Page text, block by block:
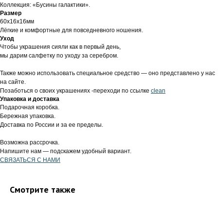
Коллекция: «Бусины галактики».
Размер
60х16х16мм
Лёгкие и комфортные для повседневного ношения.
Уход
Чтобы украшения сияли как в первый день,
мы дарим салфетку по уходу за серебром.
Также можно использовать специальное средство — оно представлено у нас
на сайте.
Позаботься о своих украшениях -переходи по ссылке clean
Упаковка и доставка
Подарочная коробка.
Бережная упаковка.
Доставка по России и за ее пределы.
Возможна рассрочка.
Напишите нам — подскажем удобный вариант.
СВЯЗАТЬСЯ С НАМИ
Смотрите также